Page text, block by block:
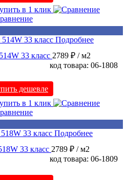
в 1 клик
Подробнее
33 класс 2789 ₽ / м2
код товара: 06-1808
дешевле
в 1 клик
Подробнее
33 класс 2789 ₽ / м2
код товара: 06-1809